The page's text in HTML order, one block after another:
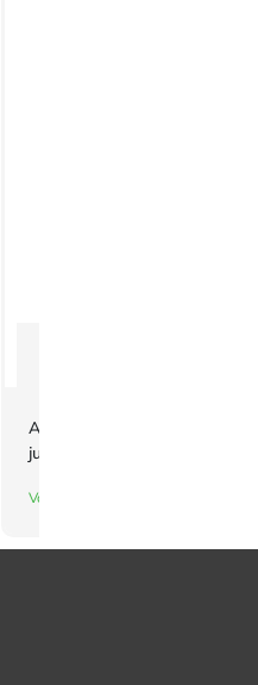
Adidas-schouderlabels voor je
judopak | oranje
Vandaag besteld, maandag in huis